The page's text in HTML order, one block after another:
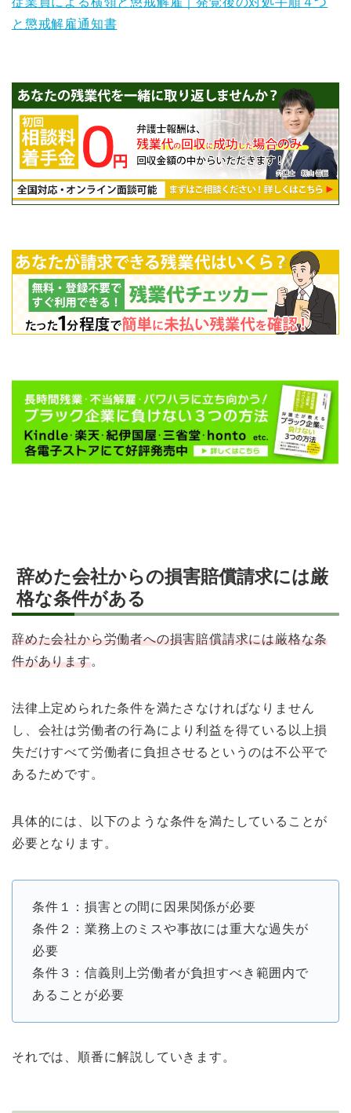
と懲戒解雇通知書
辞めた会社からの損害賠償請求には厳
格な条件がある
辞めた会社から労働者への損害賠償請求には厳格な条
件があります。
法律上定められた条件を満たさなければなりません
し、会社は労働者の行為により利益を得ている以上損
失だけすべて労働者に負担させるというのは不公平で
あるためです。
具体的には、以下のような条件を満たしていることが
必要となります。
条件１：損害との間に因果関係が必要
条件２：業務上のミスや事故には重大な過失が
必要
条件３：信義則上労働者が負担すべき範囲内で
あることが必要
それでは、順番に解説していきます。